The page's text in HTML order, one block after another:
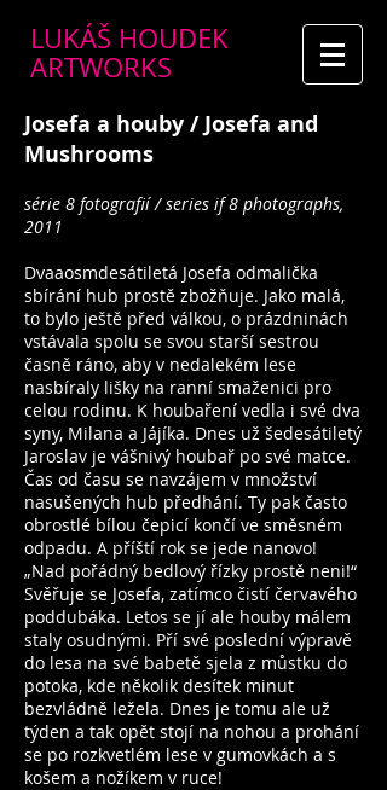
LUKÁŠ HOUDEK
ARTWORKS
Josefa a houby / Josefa and
Mushrooms
série 8 fotografií / series if 8 photographs,
2011
Dvaaosmdesátiletá Josefa odmalička
sbírání hub prostě zbožňuje. Jako malá,
to bylo ještě před válkou, o prázdninách
vstávala spolu se svou starší sestrou
časně ráno, aby v nedalekém lese
nasbíraly lišky na ranní smaženici pro
celou rodinu. K houbaření vedla i své dva
syny, Milana a Jájíka. Dnes už šedesátiletý
Jaroslav je vášnivý houbař po své matce.
Čas od času se navzájem v množství
nasušených hub předhání. Ty pak často
obrostlé bílou čepicí končí ve směsném
odpadu. A příští rok se jede nanovo!
„Nad pořádný bedlový řízky prostě neni!“
Svěřuje se Josefa, zatímco čistí červavého
poddubáka. Letos se jí ale houby málem
staly osudnými. Pří své poslední výpravě
do lesa na své babetě sjela z můstku do
potoka, kde několik desítek minut
bezvládně ležela. Dnes je tomu ale už
týden a tak opět stojí na nohou a prohání
se po rozkvetlém lese v gumovkách a s
košem a nožíkem v ruce!